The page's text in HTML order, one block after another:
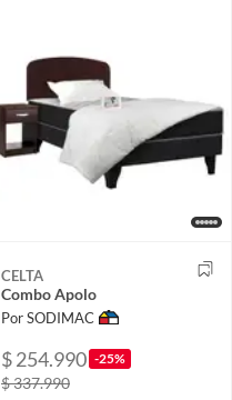
CELTA
Combo Apolo
Por SODIMAC
$ 254.990 -25%
$ 337.990